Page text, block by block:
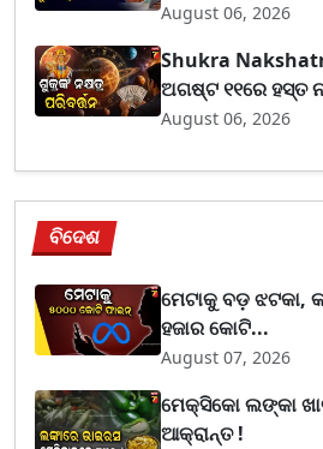
August 06, 2026
Shukra
ଅଗଷ୍ଟ ୧୧ରେ ହସ୍ତ
August 06, 2026
ବିଦେଶ
ମେଟାକୁ ବଡ଼ ଝଟକା,
ହଜାର କୋଟି...
August 07, 2026
ମେକ୍ସିକୋ ଲଙ୍କା
ଆକ୍ରାନ୍ତ !